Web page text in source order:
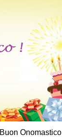
Buon Onomastico